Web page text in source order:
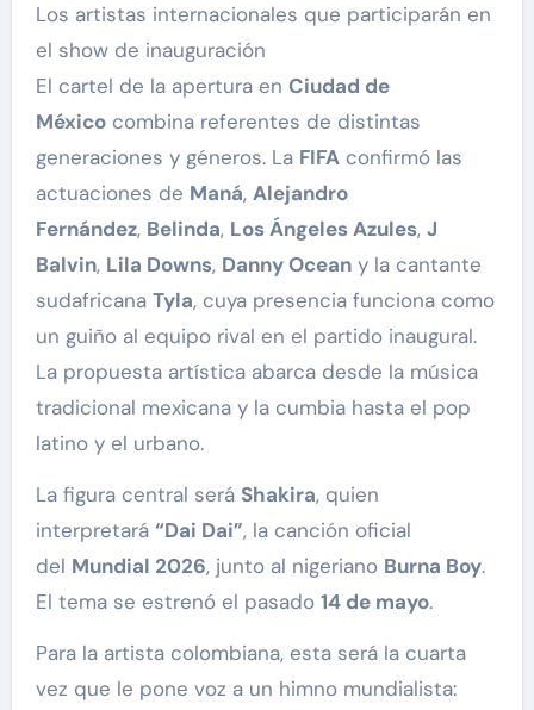
Los artistas internacionales que participarán en
el show de inauguración
El cartel de la apertura en Ciudad de
Méxicocombina referentes de distintas
generaciones y géneros. La FIFAconfirmó las
actuaciones de Maná, Alejandro
Fernández, Belinda, Los Ángeles Azules, J
Balvin, Lila Downs, Danny Oceany la cantante
sudafricana Tyla, cuya presencia funciona como
un guiño al equipo rival en el partido inaugural.
La propuesta artística abarca desde la música
tradicional mexicana y la cumbia hasta el pop
latino y el urbano.
La figura central será Shakira, quien
interpretará “Dai Dai”, la canción oficial
del Mundial 2026, junto al nigeriano Burna Boy.
El tema se estrenó el pasado 14 de mayo.
Para la artista colombiana, esta será la cuarta
vez que le pone voz a un himno mundialista: